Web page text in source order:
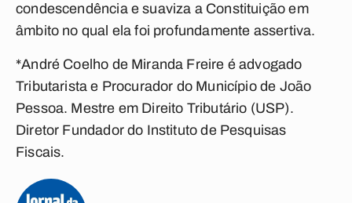
condescendência e suaviza a Constituição em
âmbito no qual ela foi profundamente assertiva.
*André Coelho de Miranda Freire é advogado
Tributarista e Procurador do Município de João
Pessoa. Mestre em Direito Tributário (USP).
Diretor Fundador do Instituto de Pesquisas
Fiscais.